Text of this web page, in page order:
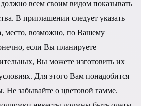
всем своим видом показывать
В приглашении следует указать
место, возможно, по Вашему
если Вы планируете
Вы можете изготовить их
Для этого Вам понадобится
Не забывайте о цветовой гамме.